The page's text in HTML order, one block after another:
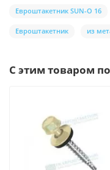
Евроштакетник SUN-O 16
Евроштакетник из
С этим товаром